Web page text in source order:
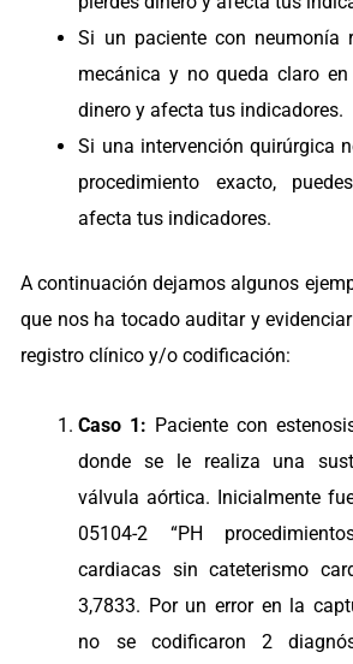
Si un paciente con neumonía
mecánica y no queda claro
dinero y afecta tus indicadores.
Si una intervención quirúrgica
procedimiento exacto,
afecta tus indicadores.
A continuación dejamos algunos
que nos ha tocado auditar y
registro clínico y/o codificación:
Caso 1: Paciente con
donde se le realiza una
válvula aórtica. Inicialmente
05104-2 “PH
cardiacas sin cateterismo
3,7833. Por un error en la
no se codificaron 2